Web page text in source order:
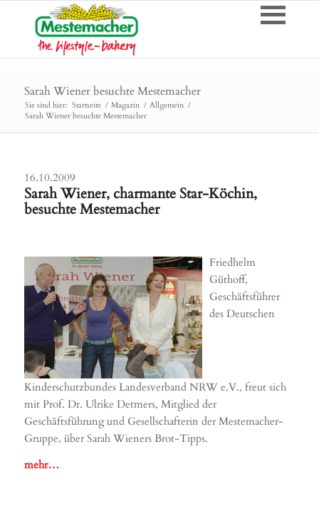
Sarah Wiener besuchte Mestemacher
Sie sind hier: Startseite / Magazin / Allgemein /
Sarah Wiener besuchte Mestemacher
16.10.2009
Sarah Wiener, charmante Star-Köchin,
besuchte Mestemacher
Friedhelm
Güthoff,
Geschäftsführer
des Deutschen
Kinderschutzbundes Landesverband NRW e.V., freut sich
mit Prof. Dr. Ulrike Detmers, Mitglied der
Geschäftsführung und Gesellschafterin der Mestemacher-
Gruppe, über Sarah Wieners Brot-Tipps.
mehr…